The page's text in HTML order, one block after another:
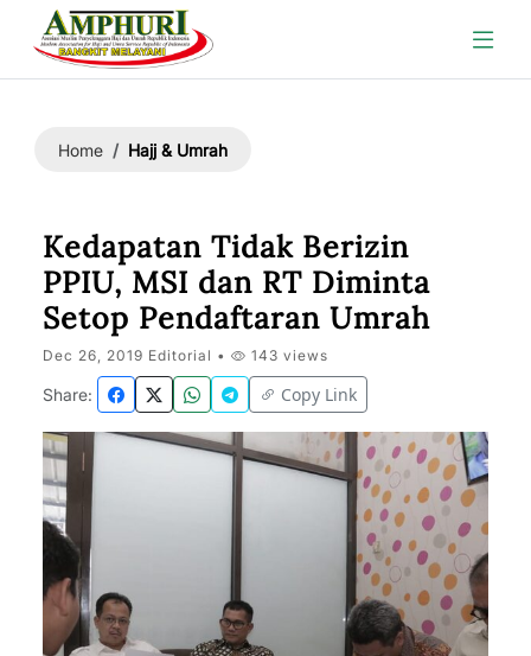
Home Hajj & Umrah
Kedapatan Tidak Berizin
PPIU, MSI dan RT Diminta
Setop Pendaftaran Umrah
Dec 26, 2019 Editorial • 143 views
Share: Copy Link